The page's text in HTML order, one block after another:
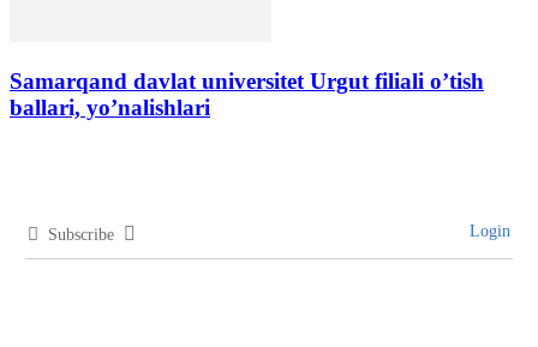
Samarqand davlat universitet Urgut filiali o’tish
ballari, yo’nalishlari
Subscribe Login